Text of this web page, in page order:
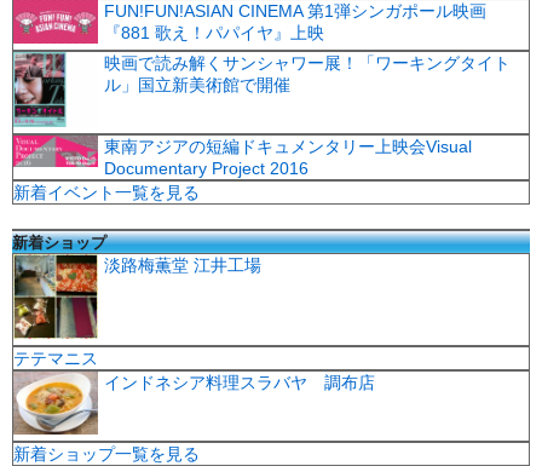
FUN!FUN!ASIAN CINEMA 第1弾シンガポール映画
『881 歌え！パパイヤ』上映
映画で読み解くサンシャワー展！「ワーキングタイト
ル」国立新美術館で開催
東南アジアの短編ドキュメンタリー上映会Visual
Documentary Project 2016
新着イベント一覧を見る
新着ショップ
淡路梅薫堂 江井工場
テテマニス
インドネシア料理スラバヤ 調布店
新着ショップ一覧を見る